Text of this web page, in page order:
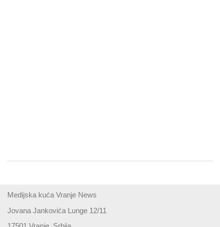
Medijska kuća Vranje News
Jovana Jankovića Lunge 12/11